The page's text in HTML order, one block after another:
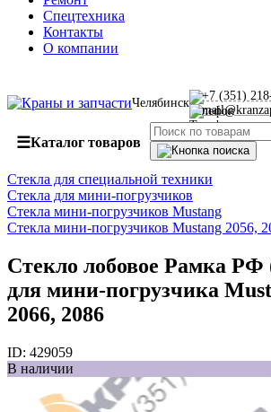
Спецтехника
Контакты
О компании
Челябинск
+7 (351)
☰Каталог товаров
Стекла для специальной техники
Стекла для мини-погрузчиков
Стекла мини-погрузчиков Mustang
Стекла мини-погрузчиков Mustang 2056,
Стекло лобовое Рамка РФ
для мини-погрузчика
2066, 2086
ID: 429059
В наличии